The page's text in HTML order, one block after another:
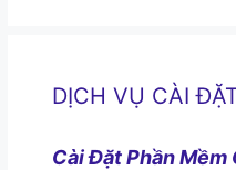
DỊCH VỤ CÀI
Cài Đặt Phần Mềm